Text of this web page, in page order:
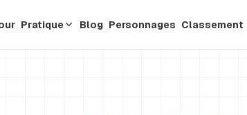
Pratique Blog Personnages Classement